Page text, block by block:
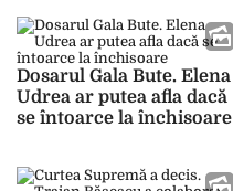
Dosarul Gala Bute. Elena
Udrea ar putea afla dacă
se întoarce la închisoare